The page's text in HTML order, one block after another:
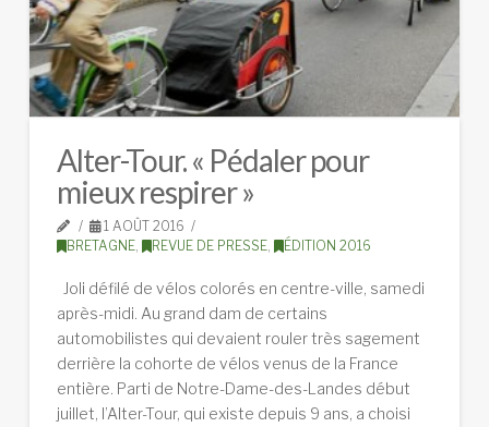
Alter-Tour. « Pédaler pour
mieux respirer »
1 AOÛT 2016
BRETAGNE, REVUE DE PRESSE, ÉDITION 2016
Joli défilé de vélos colorés en centre-ville, samedi
après-midi. Au grand dam de certains
automobilistes qui devaient rouler très sagement
derrière la cohorte de vélos venus de la France
entière. Parti de Notre-Dame-des-Landes début
juillet, l’Alter-Tour, qui existe depuis 9 ans, a choisi